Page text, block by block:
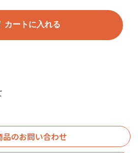
品のお問い合わせ